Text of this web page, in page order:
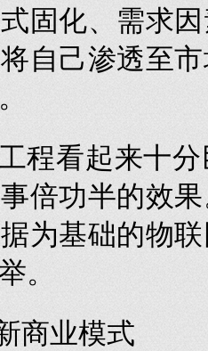
固化、需求
自己渗透至
程看起来十
倍功半的效
为基础的物
。
商业模式